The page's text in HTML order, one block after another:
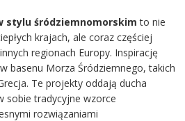
stylu śródziemnomorskim to nie
krajach, ale coraz częściej
regionach Europy. Inspirację
basenu Morza Śródziemnego, takich
Te projekty oddają ducha
sobie tradycyjne wzorce
rozwiązaniami